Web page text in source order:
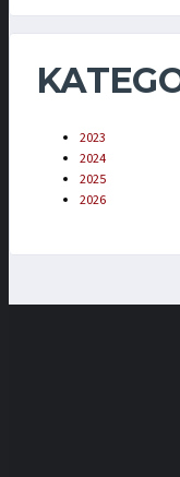
2023
2024
2025
2026